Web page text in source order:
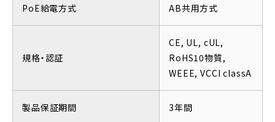
PoE給電方式 AB共用方式
規格・認証
CE, UL, cUL,
RoHS10物質,
WEEE, VCCI classA
製品保証期間 3年間